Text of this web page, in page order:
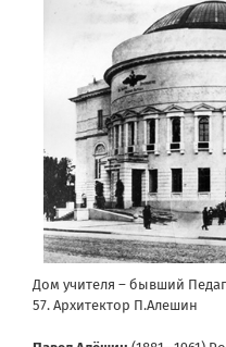
Дом учителя – бывший
57. Архитектор П.Алешин